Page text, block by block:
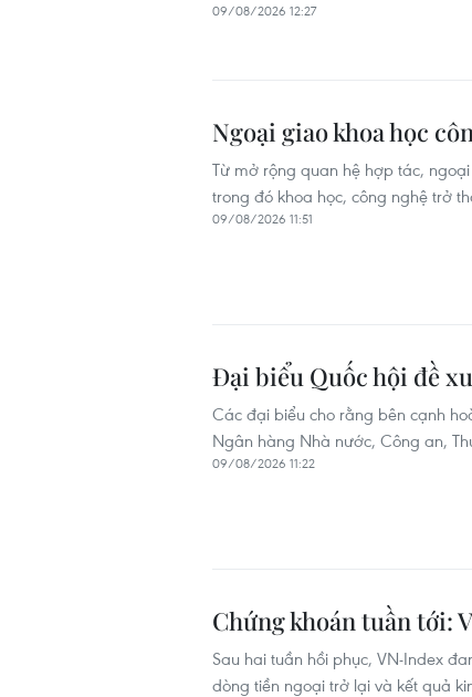
09/08/2026 12:27
Ngoại giao khoa học
Từ mở rộng quan hệ hợp tác,
trong đó khoa học, công nghệ trở
09/08/2026 11:51
Đại biểu Quốc hội đề
Các đại biểu cho rằng bên cạnh
Ngân hàng Nhà nước, Công an,
09/08/2026 11:22
Chứng khoán tuần tới:
Sau hai tuần hồi phục, VN-Index
dòng tiền ngoại trở lại và kết quả